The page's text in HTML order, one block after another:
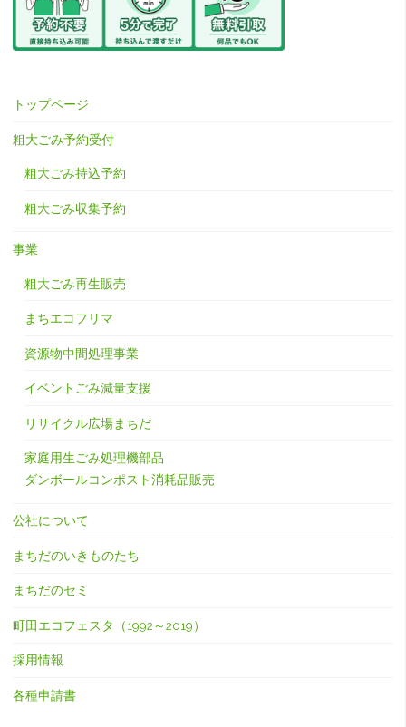
トップページ
粗大ごみ予約受付
粗大ごみ持込予約
粗大ごみ収集予約
事業
粗大ごみ再生販売
まちエコフリマ
資源物中間処理事業
イベントごみ減量支援
リサイクル広場まちだ
家庭用生ごみ処理機部品
ダンボールコンポスト消耗品販売
公社について
まちだのいきものたち
まちだのセミ
町田エコフェスタ（1992～2019）
採用情報
各種申請書